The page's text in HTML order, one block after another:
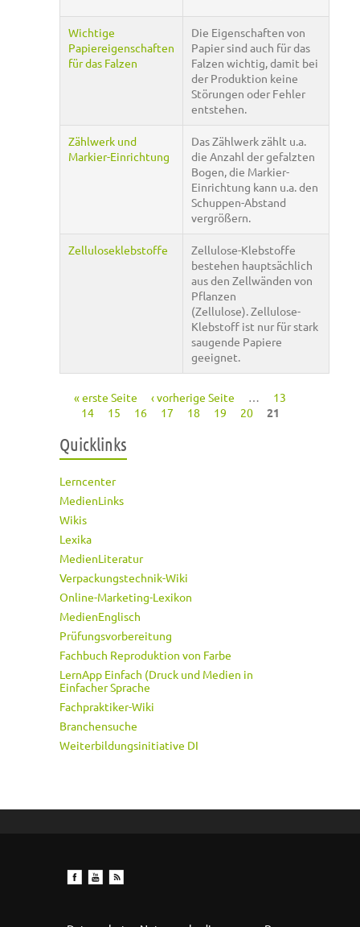
Wichtige
Papiereigenschaften
für das Falzen
Die Eigenschaften von
Papier sind auch für das
Falzen wichtig, damit bei
der Produktion keine
Störungen oder Fehler
entstehen.
Zählwerk und
Markier-Einrichtung
Das Zählwerk zählt u.a.
die Anzahl der gefalzten
Bogen, die Markier-
Einrichtung kann u.a. den
Schuppen-Abstand
vergrößern.
Zelluloseklebstoffe
Zellulose-Klebstoffe
bestehen hauptsächlich
aus den Zellwänden von
Pflanzen
(Zellulose). Zellulose-
Klebstoff ist nur für stark
saugende Papiere
geeignet.
Seiten
« erste Seite ‹ vorherige Seite …
13
14
15 16 17 18 19 20 21
Quicklinks
Lerncenter
MedienLinks
Wikis
Lexika
MedienLiteratur
Verpackungstechnik-Wiki
Online-Marketing-Lexikon
MedienEnglisch
Prüfungsvorbereitung
Fachbuch Reproduktion von Farbe
LernApp Einfach (Druck und Medien in
Einfacher Sprache
Fachpraktiker-Wiki
Branchensuche
Weiterbildungsinitiative DI